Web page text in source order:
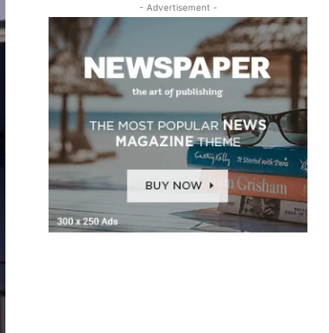
- Advertisement -